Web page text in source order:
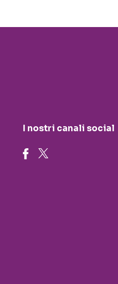
I nostri canali social